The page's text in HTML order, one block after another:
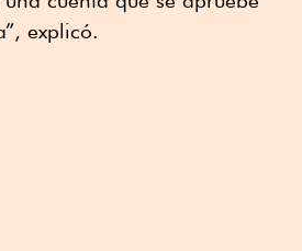
explicó.